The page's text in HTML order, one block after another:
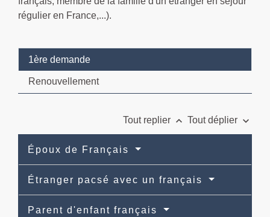
régulier en France,...).
1ère demande
Renouvellement
Tout replier keyboard_arrow_up Tout déplier keyboard_arrow_down
Époux de Français
Étranger pacsé avec un français
Parent d'enfant français